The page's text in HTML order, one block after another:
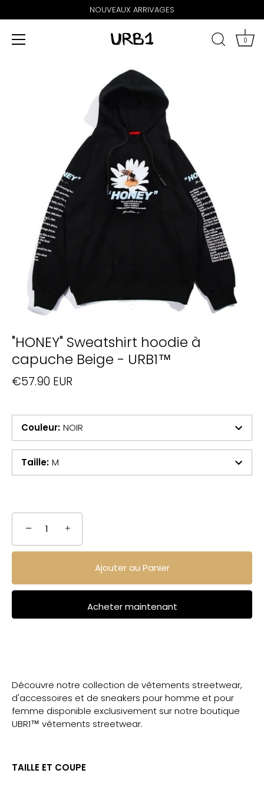
NOUVEAUX ARRIVAGES
0
"HONEY" Sweatshirt hoodie à
capuche Beige - URB1™
€57.90 EUR
Couleur: NOIR
Taille: M
− +
Ajouter au Panier
Acheter maintenant
Découvre notre collection de vêtements streetwear,
d'accessoires et de sneakers pour homme et pour
femme disponible exclusivement sur notre boutique
UBR1™ vêtements streetwear.
TAILLE ET COUPE